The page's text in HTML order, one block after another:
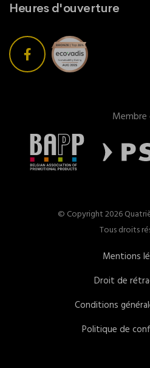
Heures d'ouverture
Membre
© Copyright 2026
Tous droits
Mentions
Droit de
Conditions
Politique de